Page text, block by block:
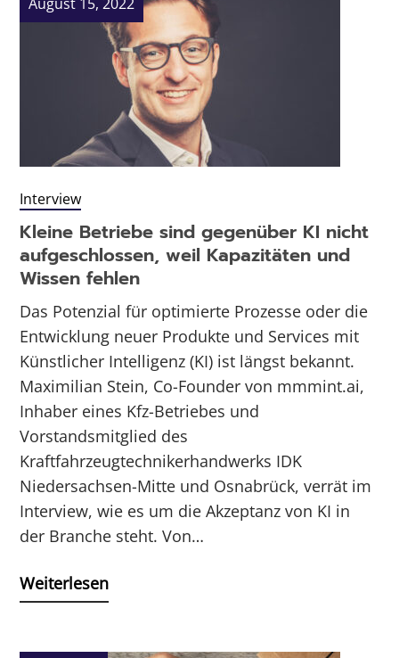
Interview
Kleine Betriebe sind gegenüber KI nicht
aufgeschlossen, weil Kapazitäten und
Wissen fehlen
Das Potenzial für optimierte Prozesse oder die
Entwicklung neuer Produkte und Services mit
Künstlicher Intelligenz (KI) ist längst bekannt.
Maximilian Stein, Co-Founder von mmmint.ai,
Inhaber eines Kfz-Betriebes und
Vorstandsmitglied des
Kraftfahrzeugtechnikerhandwerks IDK
Niedersachsen-Mitte und Osnabrück, verrät im
Interview, wie es um die Akzeptanz von KI in
der Branche steht. Von…
Weiterlesen